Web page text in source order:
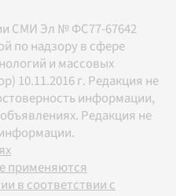
СМИ Эл № ФС77-67642
по надзору в сфере
и массовых
10.11.2016 г. Редакция не
информации,
Редакция не
применяются
в соответствии с